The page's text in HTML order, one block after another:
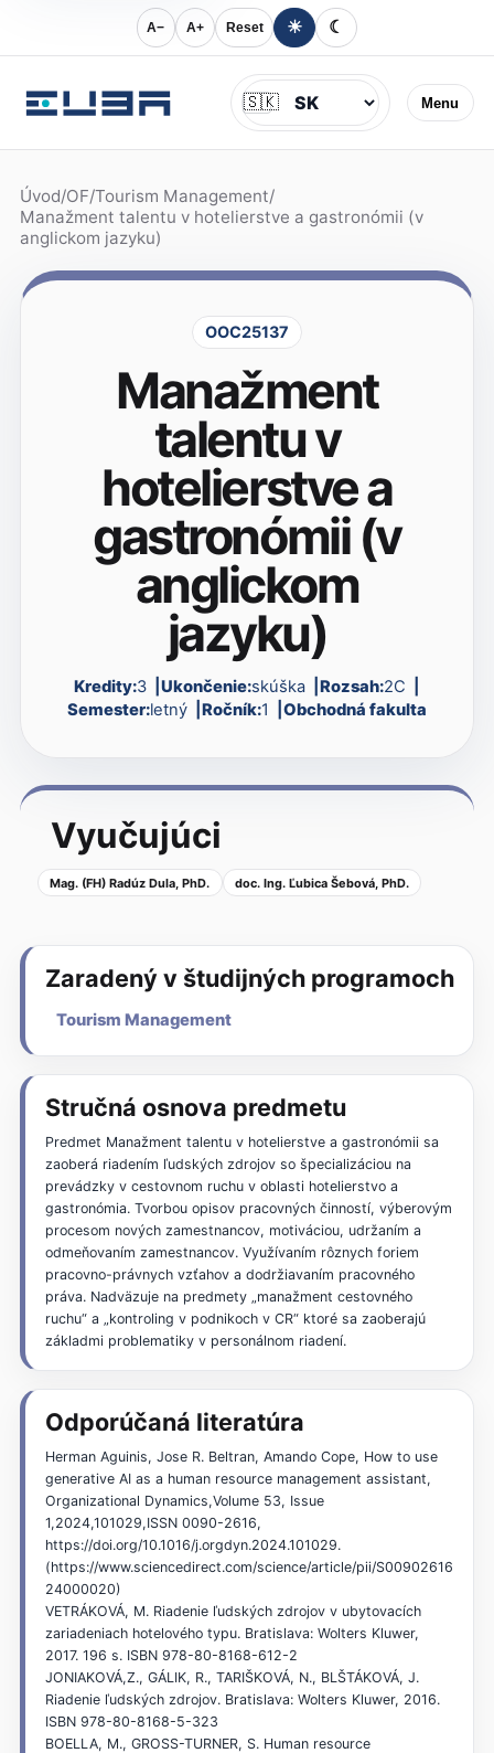
A− A+ Reset ☀ ☾
Menu
Jazyk
🇸🇰
Úvod/OF/Tourism Management/
Manažment talentu v hotelierstve a gastronómii (v
anglickom jazyku)
OOC25137
Manažment
talentu v
hotelierstve a
gastronómii (v
anglickom
jazyku)
Kredity:3 Ukončenie:skúška Rozsah:2C
Semester:letný Ročník:1 Obchodná fakulta
Vyučujúci
Mag. (FH) Radúz Dula, PhD. doc. Ing. Ľubica Šebová, PhD.
Zaradený v študijných programoch
Tourism Management
Stručná osnova predmetu
Predmet Manažment talentu v hotelierstve a gastronómii sa
zaoberá riadením ľudských zdrojov so špecializáciou na
prevádzky v cestovnom ruchu v oblasti hotelierstvo a
gastronómia. Tvorbou opisov pracovných činností, výberovým
procesom nových zamestnancov, motiváciou, udržaním a
odmeňovaním zamestnancov. Využívaním rôznych foriem
pracovno-právnych vzťahov a dodržiavaním pracovného
práva. Nadväzuje na predmety „manažment cestovného
ruchu“ a „kontroling v podnikoch v CR“ ktoré sa zaoberajú
základmi problematiky v personálnom riadení.
Odporúčaná literatúra
Herman Aguinis, Jose R. Beltran, Amando Cope, How to use
generative AI as a human resource management assistant,
Organizational Dynamics,Volume 53, Issue
1,2024,101029,ISSN 0090-2616,
https://doi.org/10.1016/j.orgdyn.2024.101029.
(https://www.sciencedirect.com/science/article/pii/S00902616
24000020)
VETRÁKOVÁ, M. Riadenie ľudských zdrojov v ubytovacích
zariadeniach hotelového typu. Bratislava: Wolters Kluwer,
2017. 196 s. ISBN 978-80-8168-612-2
JONIAKOVÁ,Z., GÁLIK, R., TARIŠKOVÁ, N., BLŠTÁKOVÁ, J.
Riadenie ľudských zdrojov. Bratislava: Wolters Kluwer, 2016.
ISBN 978-80-8168-5-323
BOELLA, M., GROSS-TURNER, S. Human resource